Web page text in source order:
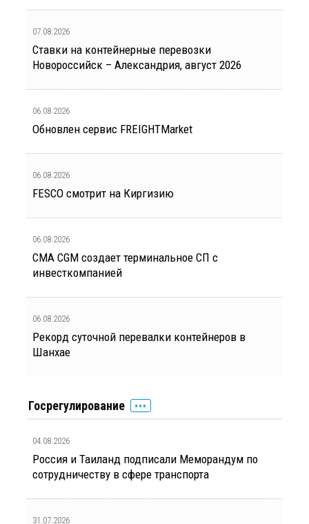
07.08.2026
Ставки на контейнерные перевозки
Новороссийск – Александрия, август 2026
06.08.2026
Обновлен сервис FREIGHTMarket
06.08.2026
FESCO смотрит на Киргизию
06.08.2026
CMA CGM создает терминальное СП с
инвесткомпанией
06.08.2026
Рекорд суточной перевалки контейнеров в
Шанхае
Госрегулирование
04.08.2026
Россия и Таиланд подписали Меморандум по
сотрудничеству в сфере транспорта
31.07.2026